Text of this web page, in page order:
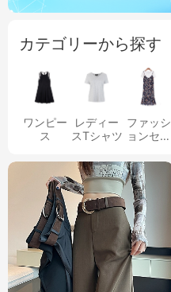
カテゴリーから探す
ワンピー
ス
レディー
スTシャツ
ファッシ
ョンセッ